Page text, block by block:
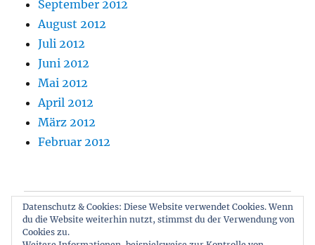
September 2012
August 2012
Juli 2012
Juni 2012
Mai 2012
April 2012
März 2012
Februar 2012
Blog
Datenschutz & Cookies: Diese Website verwendet Cookies. Wenn
du die Website weiterhin nutzt, stimmst du der Verwendung von
Cookies zu.